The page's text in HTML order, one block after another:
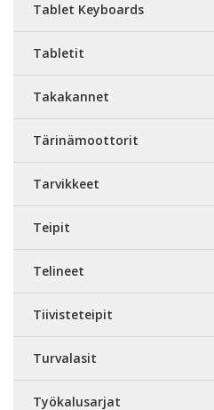
Tablet Keyboards
Tabletit
Takakannet
Tärinämoottorit
Tarvikkeet
Teipit
Telineet
Tiivisteteipit
Turvalasit
Työkalusarjat